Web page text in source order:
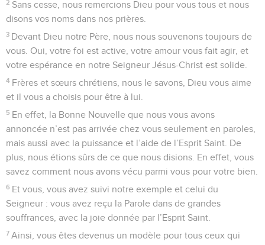
2 Sans cesse, nous remercions Dieu pour vous tous et nous
disons vos noms dans nos prières.
3 Devant Dieu notre Père, nous nous souvenons toujours de
vous. Oui, votre foi est active, votre amour vous fait agir, et
votre espérance en notre Seigneur Jésus-Christ est solide.
4 Frères et sœurs chrétiens, nous le savons, Dieu vous aime
et il vous a choisis pour être à lui.
5 En effet, la Bonne Nouvelle que nous vous avons
annoncée n’est pas arrivée chez vous seulement en paroles,
mais aussi avec la puissance et l’aide de l’Esprit Saint. De
plus, nous étions sûrs de ce que nous disions. En effet, vous
savez comment nous avons vécu parmi vous pour votre bien.
6 Et vous, vous avez suivi notre exemple et celui du
Seigneur : vous avez reçu la Parole dans de grandes
souffrances, avec la joie donnée par l’Esprit Saint.
7 Ainsi, vous êtes devenus un modèle pour tous ceux qui